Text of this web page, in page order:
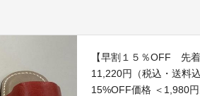
【早割１５％OFF 先
11,220円（税込・送料
15%OFF価格 ＜1,980